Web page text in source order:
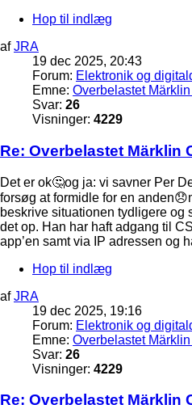
Hop til indlæg
afJRA
19 dec 2025, 20:43
Forum: Elektronik og
Emne: Overbelastet
Svar: 26
Visninger: 4229
Re: Overbelastet Märklin
Det er ok🤔og ja: vi savner Per
forsøg at formidle for en
beskrive situationen tydligere
det op. Han har haft adgang til
app’en samt via IP adressen og
Hop til indlæg
afJRA
19 dec 2025, 19:16
Forum: Elektronik og
Emne: Overbelastet
Svar: 26
Visninger: 4229
Re: Overbelastet Märklin